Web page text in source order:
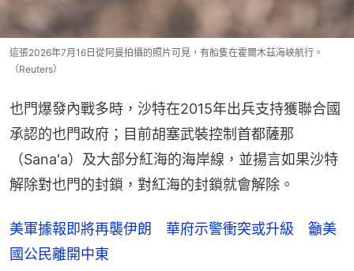
這張2026年7月16日從阿曼拍攝的照片可見，有船隻在霍爾木茲海峽航行。
（Reuters）
也門爆發內戰多時，沙特在2015年出兵支持獲聯合國
承認的也門政府；目前胡塞武裝控制首都薩那
（Sana'a）及大部分紅海的海岸線，並揚言如果沙特
解除對也門的封鎖，對紅海的封鎖就會解除。
美軍據報即將再襲伊朗 華府示警衝突或升級 籲美
國公民離開中東